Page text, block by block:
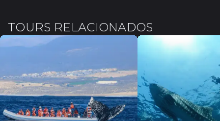
TOURS RELACIONADOS